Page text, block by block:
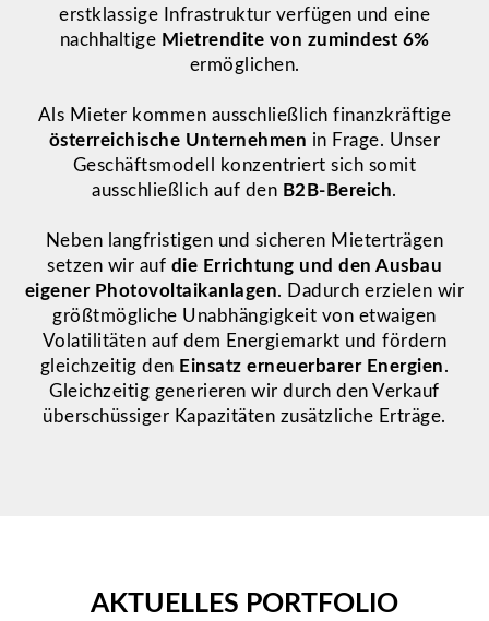
erstklassige Infrastruktur verfügen und eine
nachhaltige Mietrendite von zumindest 6%
ermöglichen.
Als Mieter kommen ausschließlich finanzkräftige
österreichische Unternehmen in Frage. Unser
Geschäftsmodell konzentriert sich somit
ausschließlich auf den B2B‑Bereich.
Neben langfristigen und sicheren Mieterträgen
setzen wir auf die Errichtung und den Ausbau
eigener Photovoltaikanlagen. Dadurch erzielen wir
größtmögliche Unabhängigkeit von etwaigen
Volatilitäten auf dem Energiemarkt und fördern
gleichzeitig den Einsatz erneuerbarer Energien.
Gleichzeitig generieren wir durch den Verkauf
überschüssiger Kapazitäten zusätzliche Erträge.
AKTUELLES PORTFOLIO